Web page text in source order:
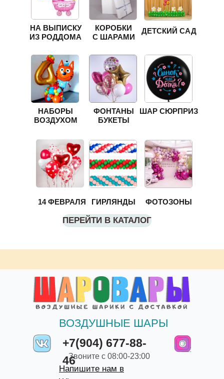
ФОНТАНЫ
БУКЕТЫ
НА ВЫПИСКУ
ИЗ РОДДОМА
ШАР СЮРПРИЗ
ГИРЛЯНДЫ
ПЕРЕЙТИ В КАТАЛОГ
ФОТОЗОНЫ
КОРОБКИ
С ШАРАМИ
14 ФЕВРАЛЯ
НАБОРЫ
ВОЗДУХОМ
ДЕТСКИЙ САД
+7(904) 677-88-
46
ВОЗДУШНЫЕ ШАРЫ
Звоните с 08:00-23:00
Напишите нам в